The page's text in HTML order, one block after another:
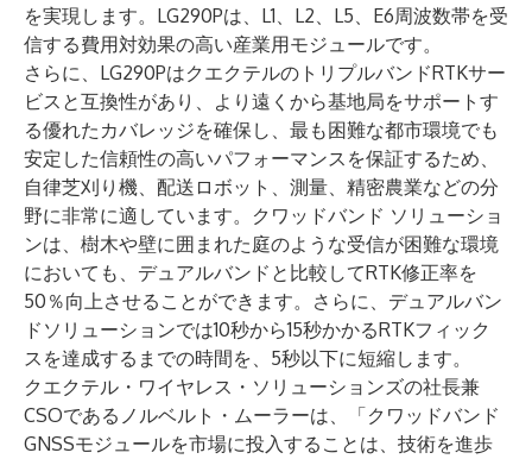
を実現します。LG290Pは、L1、L2、L5、E6周波数帯を受
信する費用対効果の高い産業用モジュールです。
さらに、LG290PはクエクテルのトリプルバンドRTKサー
ビスと互換性があり、より遠くから基地局をサポートす
る優れたカバレッジを確保し、最も困難な都市環境でも
安定した信頼性の高いパフォーマンスを保証するため、
自律芝刈り機、配送ロボット、測量、精密農業などの分
野に非常に適しています。クワッドバンド ソリューショ
ンは、樹木や壁に囲まれた庭のような受信が困難な環境
においても、デュアルバンドと比較してRTK修正率を
50％向上させることができます。さらに、デュアルバン
ドソリューションでは10秒から15秒かかるRTKフィック
スを達成するまでの時間を、5秒以下に短縮します。
クエクテル・ワイヤレス・ソリューションズの社長兼
CSOであるノルベルト・ムーラーは、「クワッドバンド
GNSSモジュールを市場に投入することは、技術を進歩